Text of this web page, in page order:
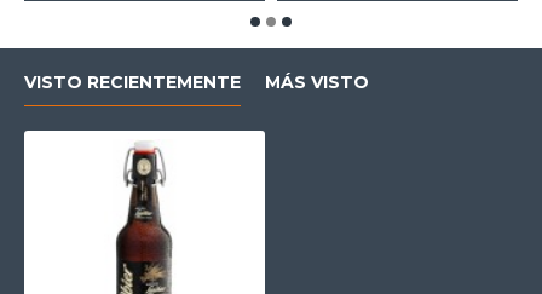
VISTO RECIENTEMENTE MÁS VISTO